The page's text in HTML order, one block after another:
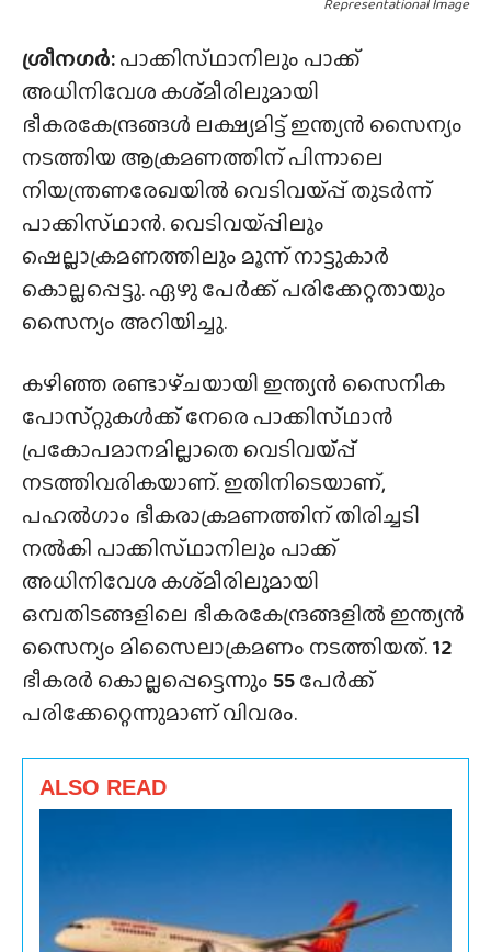
ശ്രീനഗർ:പാക്കിസ്‌ഥാനിലും പാക്ക്
അധിനിവേശ കശ്‌മീരിലുമായി
ഭീകരകേന്ദ്രങ്ങൾ ലക്ഷ്യമിട്ട് ഇന്ത്യൻ സൈന്യം
നടത്തിയ ആക്രമണത്തിന് പിന്നാലെ
നിയന്ത്രണരേഖയിൽ വെടിവയ്‌പ്പ്‌ തുടർന്ന്
പാക്കിസ്‌ഥാൻ. വെടിവയ്‌പ്പിലും
ഷെല്ലാക്രമണത്തിലും മൂന്ന് നാട്ടുകാർ
കൊല്ലപ്പെട്ടു. ഏഴു പേർക്ക് പരിക്കേറ്റതായും
സൈന്യം അറിയിച്ചു.
കഴിഞ്ഞ രണ്ടാഴ്‌ചയായി ഇന്ത്യൻ സൈനിക
പോസ്‌റ്റുകൾക്ക്‌ നേരെ പാക്കിസ്‌ഥാൻ
പ്രകോപമാനമില്ലാതെ വെടിവയ്‌പ്പ്
നടത്തിവരികയാണ്. ഇതിനിടെയാണ്,
പഹൽഗാം ഭീകരാക്രമണത്തിന് തിരിച്ചടി
നൽകി പാക്കിസ്‌ഥാനിലും പാക്ക്
അധിനിവേശ കശ്‌മീരിലുമായി
ഒമ്പതിടങ്ങളിലെ ഭീകരകേന്ദ്രങ്ങളിൽ ഇന്ത്യൻ
സൈന്യം മിസൈലാക്രമണം നടത്തിയത്.12
ഭീകരർ കൊല്ലപ്പെട്ടെന്നും 55പേർക്ക്
പരിക്കേറ്റെന്നുമാണ് വിവരം.
ALSO READ